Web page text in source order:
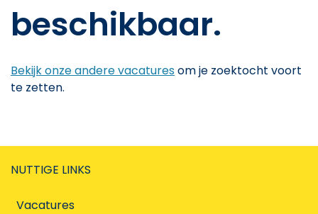
beschikbaar.
Bekijk onze andere vacaturesom je zoektocht voort
te zetten.
NUTTIGE LINKS
Vacatures